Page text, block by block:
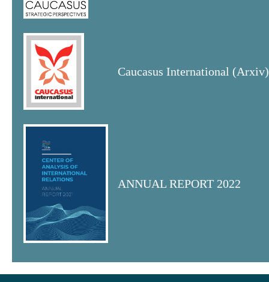
Caucasus International (Arxiv)
ANNUAL REPORT 2022